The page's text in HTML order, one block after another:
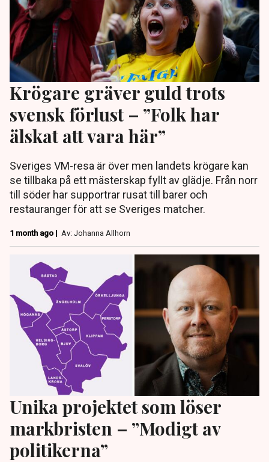
Krögare gräver guld trots
svensk förlust – ”Folk har
älskat att vara här”
Sveriges VM-resa är över men landets krögare kan
se tillbaka på ett mästerskap fyllt av glädje. Från norr
till söder har supportrar rusat till barer och
restauranger för att se Sveriges matcher.
1 month ago | Av: Johanna Allhorn
Unika projektet som löser
markbristen – ”Modigt av
politikerna”